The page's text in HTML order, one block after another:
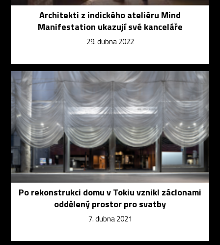
Architekti z indického ateliéru Mind
Manifestation ukazují své kanceláře
29. dubna 2022
Po rekonstrukci domu v Tokiu vznikl záclonami
oddělený prostor pro svatby
7. dubna 2021